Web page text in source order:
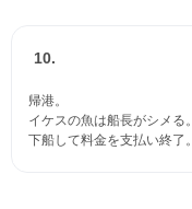
10.
帰港。
イケスの魚は船長がシメる。
下船して料金を支払い終了。